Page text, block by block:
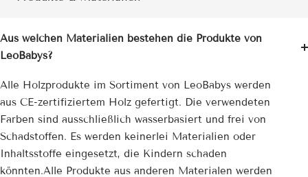
Aus welchen Materialien bestehen die Produkte von
LeoBabys?
Alle Holzprodukte im Sortiment von LeoBabys werden
aus CE-zertifiziertem Holz gefertigt. Die verwendeten
Farben sind ausschließlich wasserbasiert und frei von
Schadstoffen. Es werden keinerlei Materialien oder
Inhaltsstoffe eingesetzt, die Kindern schaden
könnten.Alle Produkte aus anderen Materialen werden